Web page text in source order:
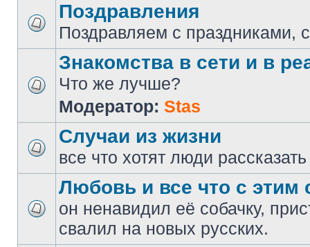
Поздравления
Поздравляем с праздниками,
Знакомства в сети и в
Что же лучше?
Модератор: Stas
Случаи из жизни
все что хотят люди
Любовь и все что с этим
он ненавидил её собачку,
свалил на новых русских.